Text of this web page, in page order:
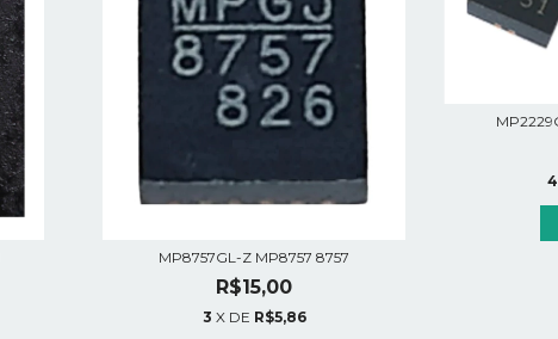
MP8757GL-Z MP8757 8757
R$15,00
3 X DE R$5,86
4